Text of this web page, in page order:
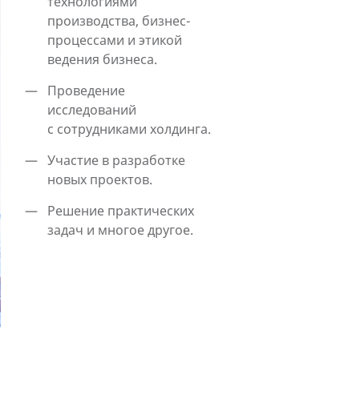
производства, бизнес-
процессами и этикой
ведения бизнеса.
Проведение
исследований
с сотрудниками холдинга.
Участие в разработке
новых проектов.
Решение практических
задач и многое другое.